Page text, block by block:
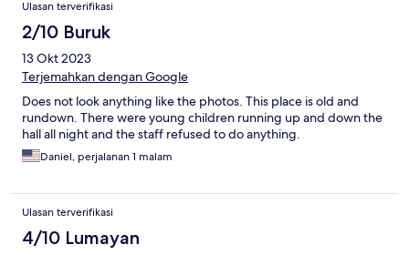
Ulasan terverifikasi
2/10 Buruk
13 Okt 2023
Terjemahkan dengan Google
Does not look anything like the photos. This place is old and
rundown. There were young children running up and down the
hall all night and the staff refused to do anything.
Daniel, perjalanan 1 malam
Ulasan terverifikasi
4/10 Lumayan